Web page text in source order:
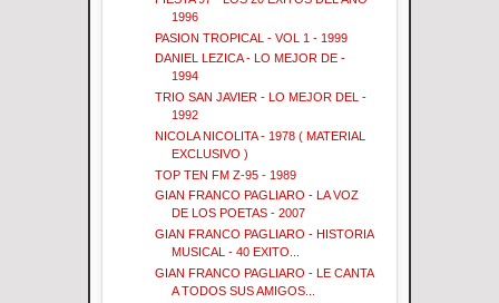
1996
PASION TROPICAL - VOL 1 - 1999
DANIEL LEZICA - LO MEJOR DE -
1994
TRIO SAN JAVIER - LO MEJOR DEL -
1992
NICOLA NICOLITA - 1978 ( MATERIAL
EXCLUSIVO )
TOP TEN FM Z-95 - 1989
GIAN FRANCO PAGLIARO - LA VOZ
DE LOS POETAS - 2007
GIAN FRANCO PAGLIARO - HISTORIA
MUSICAL - 40 EXITO...
GIAN FRANCO PAGLIARO - LE CANTA
A TODOS SUS AMIGOS...